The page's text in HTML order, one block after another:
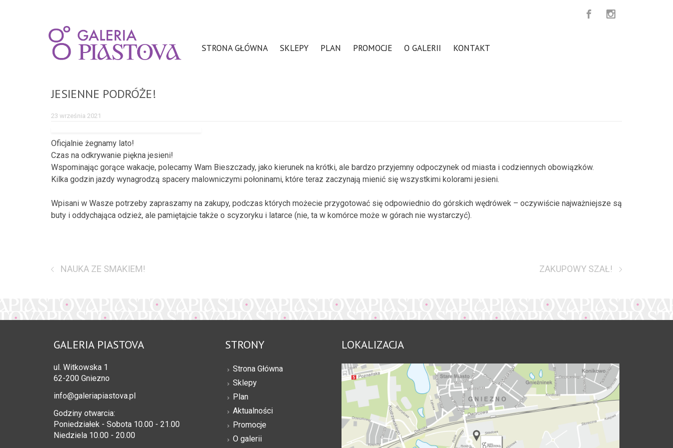
STRONA GŁÓWNA SKLEPY PLAN PROMOCJE O GALERII KONTAKT
JESIENNE PODRÓŻE!
23 września 2021
Oficjalnie żegnamy lato!
Czas na odkrywanie piękna jesieni!
Wspominając gorące wakacje, polecamy Wam Bieszczady, jako kierunek na krótki, ale bardzo przyjemny odpoczynek od miasta i codziennych obowiązków.
Kilka godzin jazdy wynagrodzą spacery malowniczymi połoninami, które teraz zaczynają mienić się wszystkimi kolorami jesieni.
Wpisani w Wasze potrzeby zapraszamy na zakupy, podczas których możecie przygotować się odpowiednio do górskich wędrówek – oczywiście najważniejsze są
buty i oddychająca odzież, ale pamiętajcie także o scyzoryku i latarce (nie, ta w komórce może w górach nie wystarczyć).
NAUKA ZE SMAKIEM! ZAKUPOWY SZAŁ!
GALERIA PIASTOVA
ul. Witkowska 1
62-200 Gniezno
info@galeriapiastova.pl
Godziny otwarcia:
Poniedziałek - Sobota 10.00 - 21.00
Niedziela 10.00 - 20.00
STRONY
Strona Główna
Sklepy
Plan
Aktualności
Promocje
O galerii
LOKALIZACJA